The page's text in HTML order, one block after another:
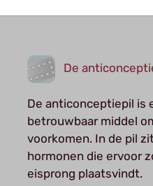
De
De anticonceptiepil is
betrouwbaar middel
voorkomen. In de pil
hormonen die ervoor
eisprong plaatsvindt.